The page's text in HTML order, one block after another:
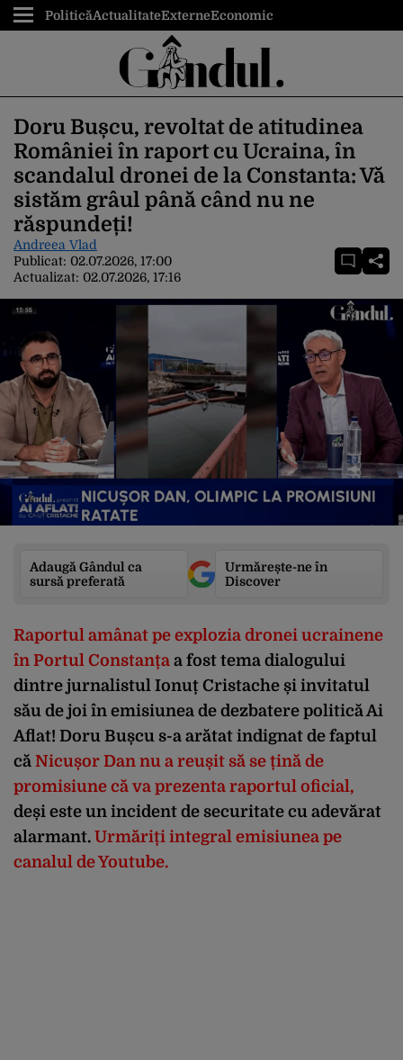
PoliticăActualitateExterneEconomic
Doru Bușcu, revoltat de atitudinea
României în raport cu Ucraina, în
scandalul dronei de la Constanta: Vă
sistăm grâul până când nu ne
răspundeți!
Andreea Vlad
Publicat: 02.07.2026, 17:00
Actualizat: 02.07.2026, 17:16
Adaugă Gândul ca
sursă preferată
Urmărește-ne în
Discover
Raportul amânat pe explozia dronei ucrainene
în Portul Constanța a fost tema dialogului
dintre jurnalistul Ionuț Cristache și invitatul
său de joi în emisiunea de dezbatere politică Ai
Aflat! Doru Bușcu s-a arătat indignat de faptul
că Nicușor Dan nu a reușit să se țină de
promisiune că va prezenta raportul oficial,
deși este un incident de securitate cu adevărat
alarmant. Urmăriți integral emisiunea pe
canalul de Youtube.